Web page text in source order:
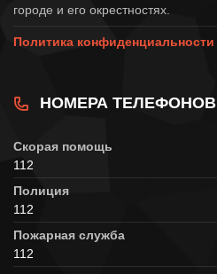
городе и его окрестностях.
Политика конфиденциальности
НОМЕРА ТЕЛЕФОНОВ
Скорая помощь
112
Полиция
112
Пожарная служба
112